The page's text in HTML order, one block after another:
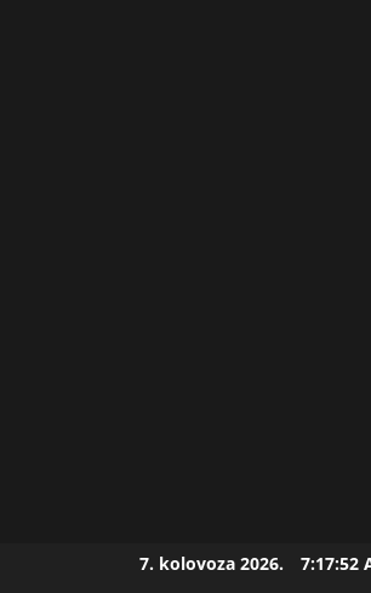
7. kolovoza 2026. 7:17:53